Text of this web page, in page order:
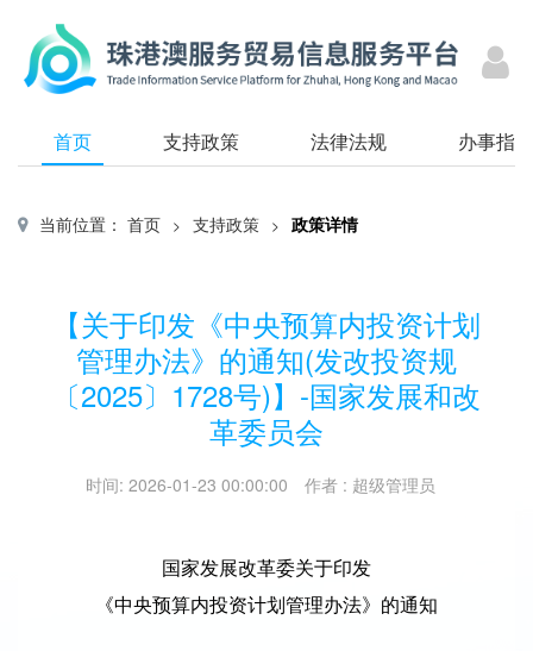
首页 支持政策 法律法规 办事指南
当前位置： 首页 > 支持政策 > 政策详情
【关于印发《中央预算内投资计划
管理办法》的通知(发改投资规
〔2025〕1728号)】-国家发展和改
革委员会
时间: 2026-01-23 00:00:00 作者 : 超级管理员
国家发展改革委关于印发
《中央预算内投资计划管理办法》的通知